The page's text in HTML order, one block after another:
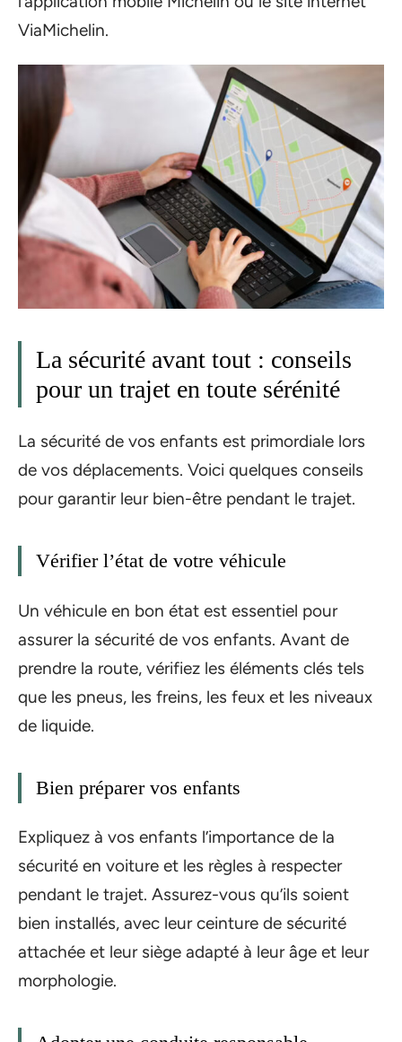
ViaMichelin.
La sécurité avant tout : conseils
pour un trajet en toute sérénité
La sécurité de vos enfants est primordiale lors
de vos déplacements. Voici quelques conseils
pour garantir leur bien-être pendant le trajet.
Vérifier l’état de votre véhicule
Un véhicule en bon état est essentiel pour
assurer la sécurité de vos enfants. Avant de
prendre la route, vérifiez les éléments clés tels
que les pneus, les freins, les feux et les niveaux
de liquide.
Bien préparer vos enfants
Expliquez à vos enfants l’importance de la
sécurité en voiture et les règles à respecter
pendant le trajet. Assurez-vous qu’ils soient
bien installés, avec leur ceinture de sécurité
attachée et leur siège adapté à leur âge et leur
morphologie.